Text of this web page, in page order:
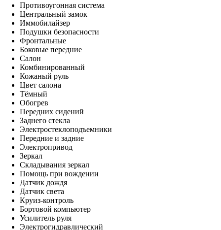
Противоугонная система
Центральный замок
Иммобилайзер
Подушки безопасности
Фронтальные
Боковые передние
Салон
Комбинированный
Кожаный руль
Цвет салона
Тёмный
Обогрев
Передних сидений
Заднего стекла
Электростеклоподъемники
Передние и задние
Электропривод
Зеркал
Складывания зеркал
Помощь при вождении
Датчик дождя
Датчик света
Круиз-контроль
Бортовой компьютер
Усилитель руля
Электрогидравлический